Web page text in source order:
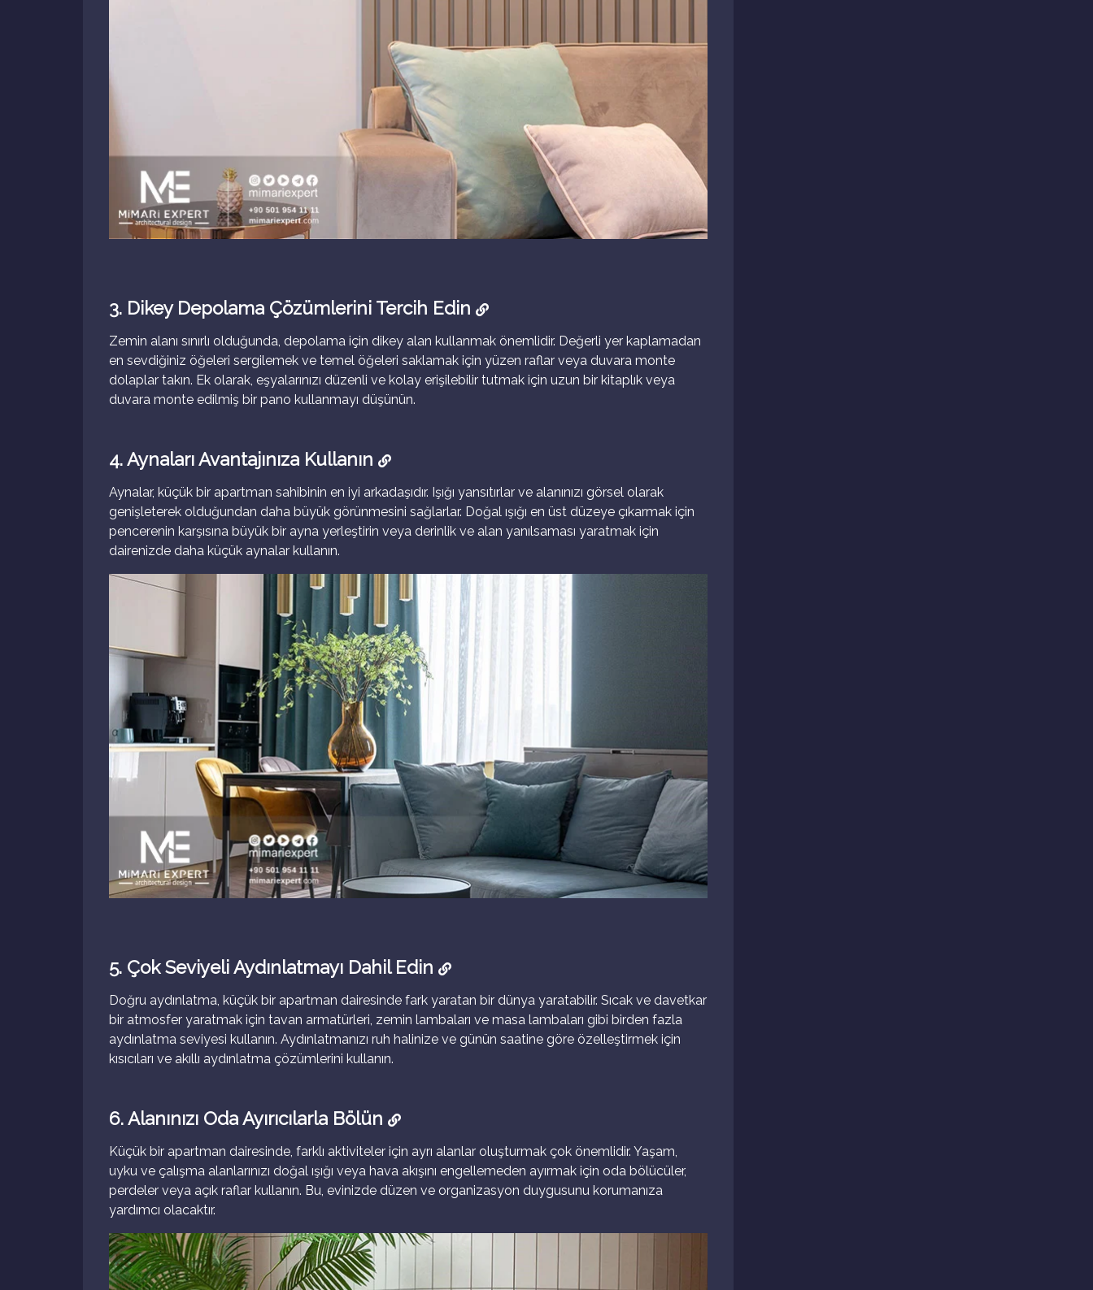
3. Dikey Depolama Çözümlerini Tercih Edin
Zemin alanı sınırlı olduğunda, depolama için dikey alan kullanmak önemlidir. Değerli yer kaplamadan
en sevdiğiniz öğeleri sergilemek ve temel öğeleri saklamak için yüzen raflar veya duvara monte
dolaplar takın. Ek olarak, eşyalarınızı düzenli ve kolay erişilebilir tutmak için uzun bir kitaplık veya
duvara monte edilmiş bir pano kullanmayı düşünün.
4. Aynaları Avantajınıza Kullanın
Aynalar, küçük bir apartman sahibinin en iyi arkadaşıdır. Işığı yansıtırlar ve alanınızı görsel olarak
genişleterek olduğundan daha büyük görünmesini sağlarlar. Doğal ışığı en üst düzeye çıkarmak için
pencerenin karşısına büyük bir ayna yerleştirin veya derinlik ve alan yanılsaması yaratmak için
dairenizde daha küçük aynalar kullanın.
5. Çok Seviyeli Aydınlatmayı Dahil Edin
Doğru aydınlatma, küçük bir apartman dairesinde fark yaratan bir dünya yaratabilir. Sıcak ve davetkar
bir atmosfer yaratmak için tavan armatürleri, zemin lambaları ve masa lambaları gibi birden fazla
aydınlatma seviyesi kullanın. Aydınlatmanızı ruh halinize ve günün saatine göre özelleştirmek için
kısıcıları ve akıllı aydınlatma çözümlerini kullanın.
6. Alanınızı Oda Ayırıcılarla Bölün
Küçük bir apartman dairesinde, farklı aktiviteler için ayrı alanlar oluşturmak çok önemlidir. Yaşam,
uyku ve çalışma alanlarınızı doğal ışığı veya hava akışını engellemeden ayırmak için oda bölücüler,
perdeler veya açık raflar kullanın. Bu, evinizde düzen ve organizasyon duygusunu korumanıza
yardımcı olacaktır.